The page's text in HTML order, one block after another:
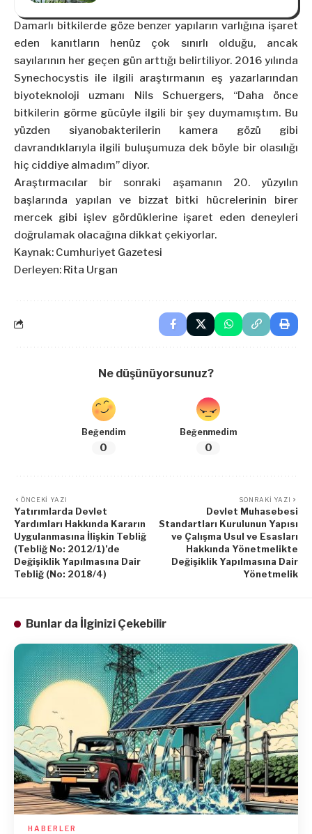
Damarlı bitkilerde göze benzer yapıların varlığına işaret
eden kanıtların henüz çok sınırlı olduğu, ancak
sayılarının her geçen gün arttığı belirtiliyor. 2016 yılında
Synechocystis ile ilgili araştırmanın eş yazarlarından
biyoteknoloji uzmanı Nils Schuergers, “Daha önce
bitkilerin görme gücüyle ilgili bir şey duymamıştım. Bu
yüzden siyanobakterilerin kamera gözü gibi
davrandıklarıyla ilgili buluşumuza dek böyle bir olasılığı
hiç ciddiye almadım” diyor.
Araştırmacılar bir sonraki aşamanın 20. yüzyılın
başlarında yapılan ve bizzat bitki hücrelerinin birer
mercek gibi işlev gördüklerine işaret eden deneyleri
doğrulamak olacağına dikkat çekiyorlar.
Kaynak: Cumhuriyet Gazetesi
Derleyen: Rita Urgan
Ne düşünüyorsunuz?
Beğendim
0
Beğenmedim
0
ÖNCEKI YAZI
Yatırımlarda Devlet
Yardımları Hakkında Kararın
Uygulanmasına İlişkin Tebliğ
(Tebliğ No: 2012/1)’de
Değişiklik Yapılmasına Dair
Tebliğ (No: 2018/4)
SONRAKI YAZI
Devlet Muhasebesi
Standartları Kurulunun Yapısı
ve Çalışma Usul ve Esasları
Hakkında Yönetmelikte
Değişiklik Yapılmasına Dair
Yönetmelik
Bunlar da İlginizi Çekebilir
HABERLER